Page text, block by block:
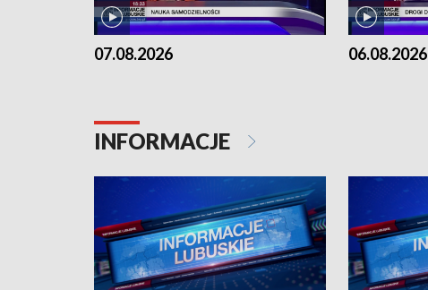
07.08.2026 06.08.2026
INFORMACJE